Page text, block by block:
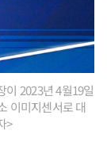
이 2023년 4월19일
이미지센서로 대
>